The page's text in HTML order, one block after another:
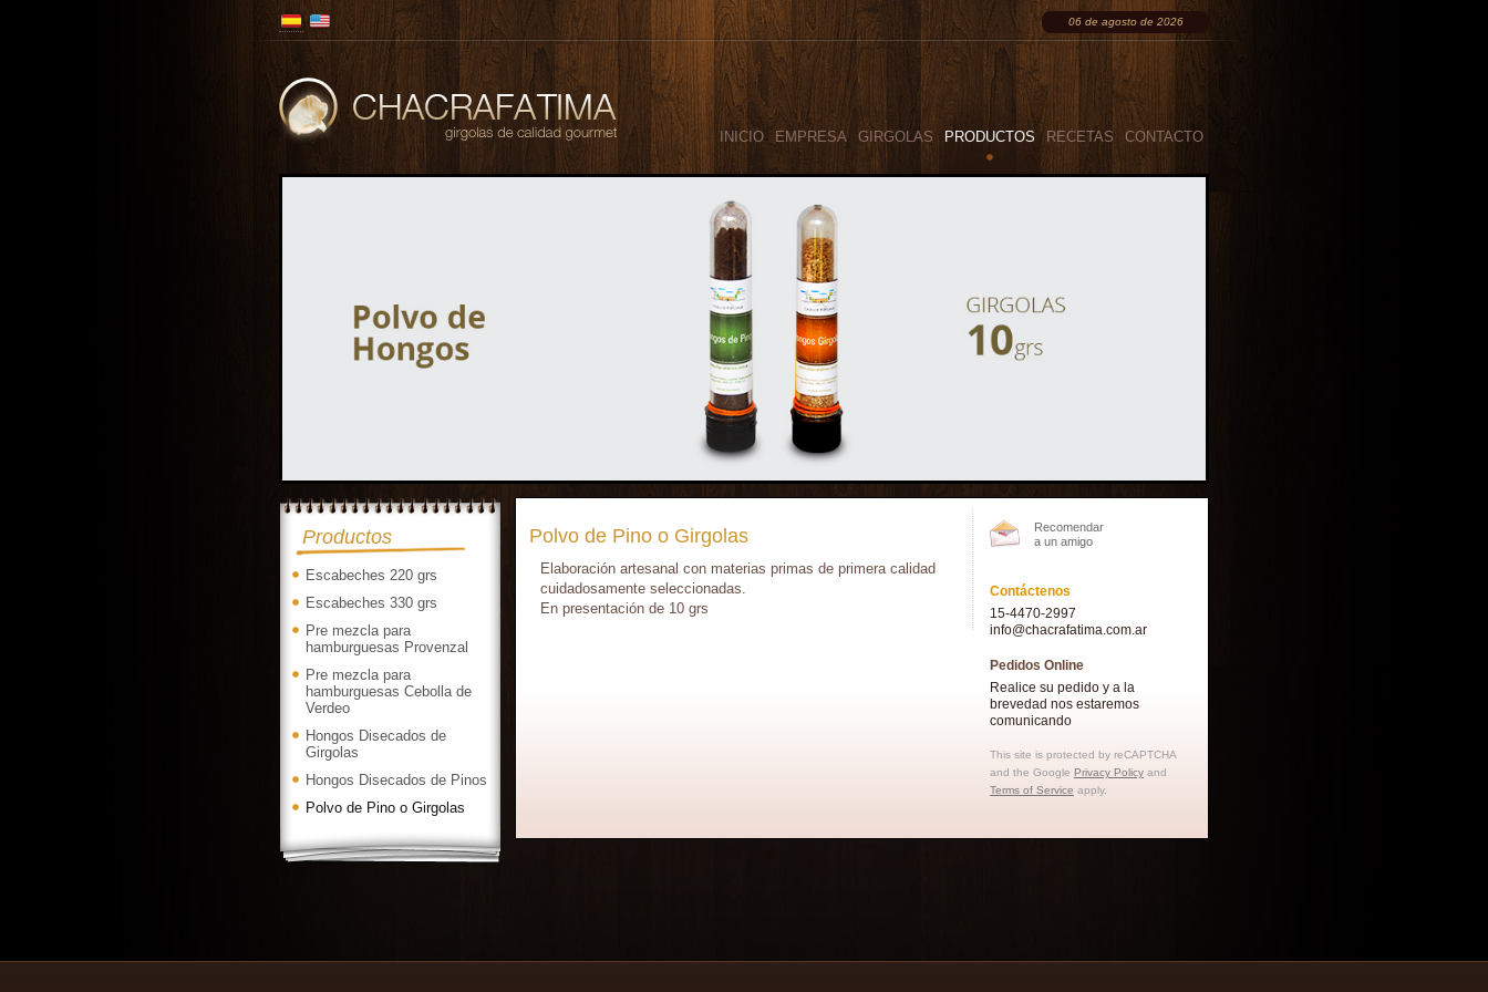
06 de agosto de 2026
INICIO EMPRESA GIRGOLAS PRODUCTOS RECETAS CONTACTO
Productos
Escabeches 220 grs
Escabeches 330 grs
Pre mezcla para
hamburguesas Provenzal
Pre mezcla para
hamburguesas Cebolla de
Verdeo
Hongos Disecados de
Girgolas
Hongos Disecados de Pinos
Polvo de Pino o Girgolas
Polvo de Pino o Girgolas
Elaboración artesanal con materias primas de primera calidad
cuidadosamente seleccionadas.
En presentación de 10 grs
Recomendar
a un amigo
Contáctenos
15-4470-2997
info@chacrafatima.com.ar
Pedidos Online
Realice su pedido y a la
brevedad nos estaremos
comunicando
This site is protected by reCAPTCHA
and the Google Privacy Policy and
Terms of Service apply.